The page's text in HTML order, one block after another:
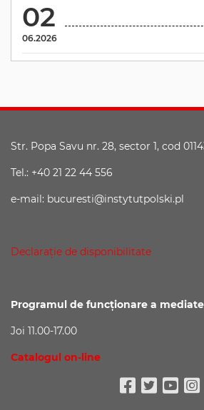
02
06.2026
Str. Popa Savu nr. 28, sector 1, cod
Tel.: +40 21 22 44 556
e-mail: bucuresti@instytutpolski.pl
Declaraţie de disponibilitate
Programul de funcționare a
Joi 11.00-17.00
Catalogul on-line